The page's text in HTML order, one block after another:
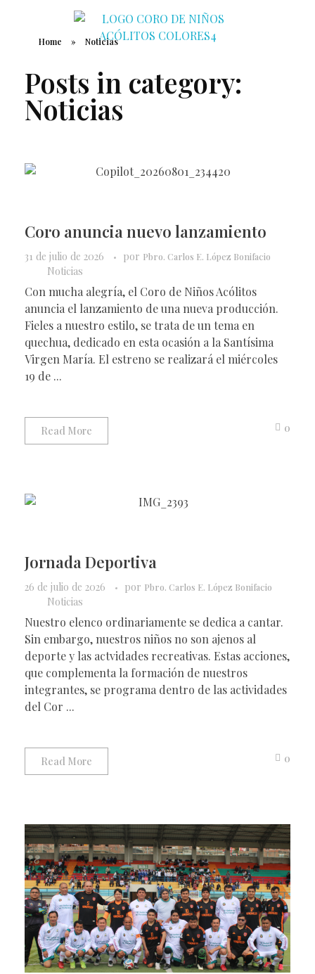
Home » Noticias
Posts in category:
Noticias
Coro anuncia nuevo lanzamiento
31 de julio de 2026 por Pbro. Carlos E. López Bonifacio
Noticias
Con mucha alegría, el Coro de Niños Acólitos
anuncia el lanzamiento de una nueva producción.
Fieles a nuestro estilo, se trata de un tema en
quechua, dedicado en esta ocasión a la Santísima
Virgen María. El estreno se realizará el miércoles
19 de ...
Read More 0
Jornada Deportiva
26 de julio de 2026 por Pbro. Carlos E. López Bonifacio
Noticias
Nuestro elenco ordinariamente se dedica a cantar.
Sin embargo, nuestros niños no son ajenos al
deporte y las actvidades recreativas. Estas acciones,
que complementa la formación de nuestros
integrantes, se programa dentro de las actividades
del Cor ...
Read More 0